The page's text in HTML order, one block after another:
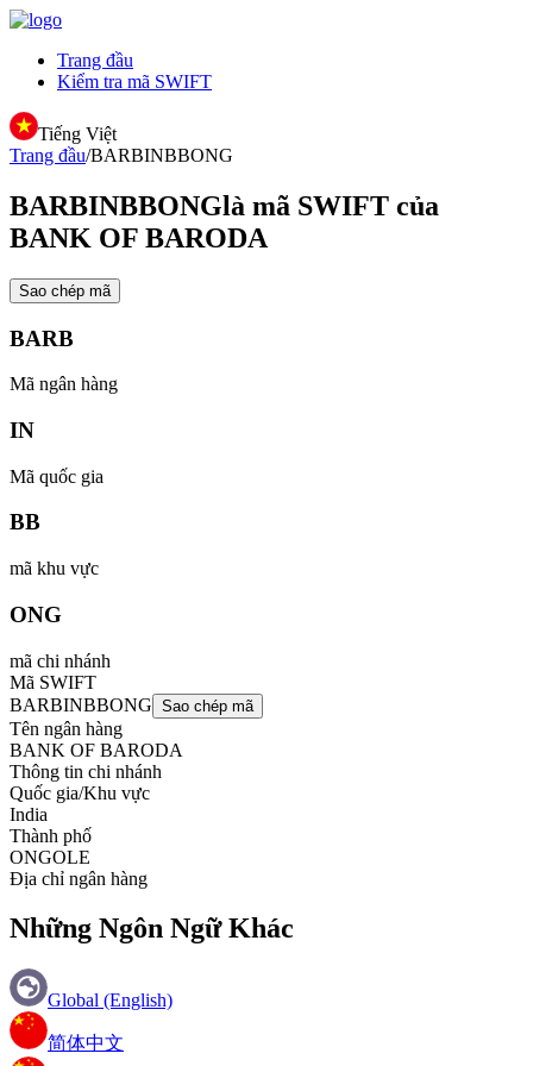
Trang đầu
Kiểm tra mã SWIFT
Tiếng Việt
Trang đầu/BARBINBBONG
BARBINBBONGlà mã SWIFT của
BANK OF BARODA
Sao chép mã
BARB
Mã ngân hàng
IN
Mã quốc gia
BB
mã khu vực
ONG
mã chi nhánh
Mã SWIFT
BARBINBBONG Sao chép mã
Tên ngân hàng
BANK OF BARODA
Thông tin chi nhánh
Quốc gia/Khu vực
India
Thành phố
ONGOLE
Địa chỉ ngân hàng
Những Ngôn Ngữ Khác
Global (English)
简体中文